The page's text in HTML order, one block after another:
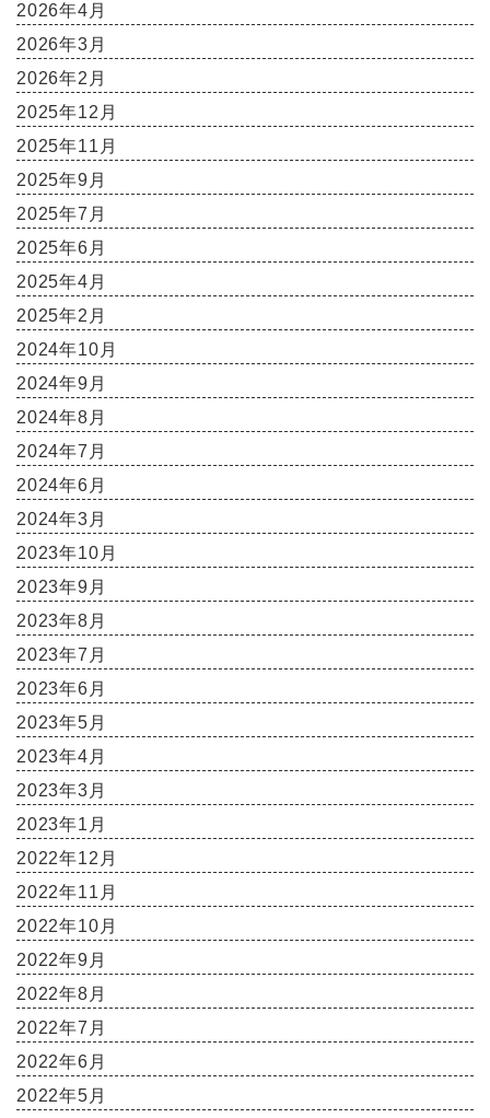
2026年4月
2026年3月
2026年2月
2025年12月
2025年11月
2025年9月
2025年7月
2025年6月
2025年4月
2025年2月
2024年10月
2024年9月
2024年8月
2024年7月
2024年6月
2024年3月
2023年10月
2023年9月
2023年8月
2023年7月
2023年6月
2023年5月
2023年4月
2023年3月
2023年1月
2022年12月
2022年11月
2022年10月
2022年9月
2022年8月
2022年7月
2022年6月
2022年5月